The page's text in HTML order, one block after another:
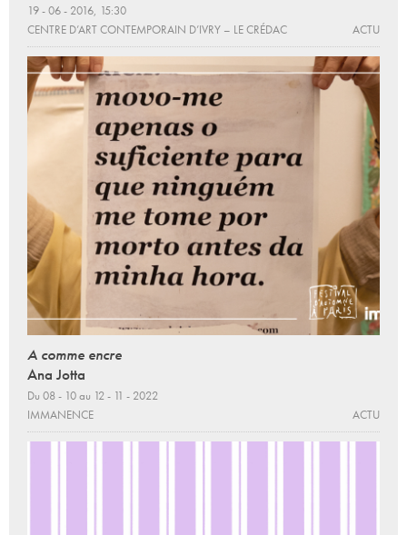
19 - 06 - 2016, 15:30
CENTRE D’ART CONTEMPORAIN D’IVRY – LE CRÉDAC
ACTU
A comme encre
Ana Jotta
Du 08 - 10 au 12 - 11 - 2022
IMMANENCE
ACTU